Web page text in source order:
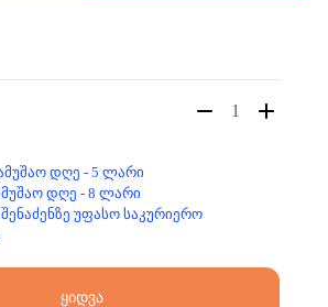
1
დღე - 5 ლარი
დღე - 8 ლარი
უფასო საკურიერო
ყიდვა